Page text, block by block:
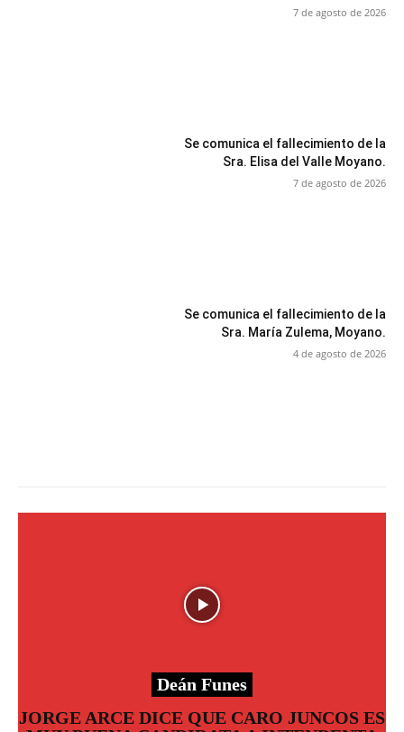
7 de agosto de 2026
Se comunica el fallecimiento de la
Sra. Elisa del Valle Moyano.
7 de agosto de 2026
Se comunica el fallecimiento de la
Sra. María Zulema, Moyano.
4 de agosto de 2026
Deán Funes
JORGE ARCE DICE QUE CARO JUNCOS ES